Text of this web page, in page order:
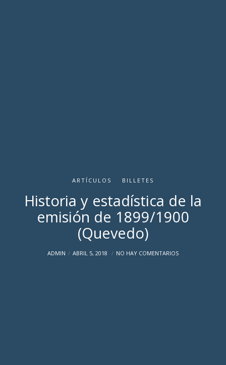
ARTÍCULOS BILLETES
Historia y estadística de la
emisión de 1899/1900
(Quevedo)
ADMIN ABRIL 5, 2018 NO HAY COMENTARIOS